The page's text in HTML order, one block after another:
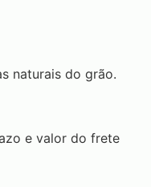
naturais do grão.
e valor do frete